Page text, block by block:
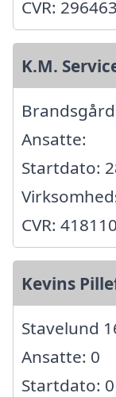
CVR:
K.M.
Ansatte:
Startdato:
CVR:
Kevins
Stavelund
Ansatte: 0
Startdato: